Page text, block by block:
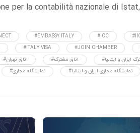
per la contabilità nazionale di Istat,
#EMBASSY ITALY #ICC
#ITALY VISA #JOIN CHAMBER
#اتاق تهران #اتاق مشترک ایران و ایتالیا
#نمایشگاه مجازی #نمایشگاه مجازی ایران و ایتالیا